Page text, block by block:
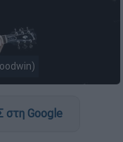
Google